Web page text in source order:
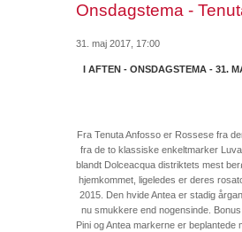
Onsdagstema -
31. maj 2017, 17:00
I AFTEN - ONSDAGSTEMA - 31.
Fra Tenuta Anfosso er Rossese fra
fra de to klassiske enkeltmarker
blandt Dolceacqua distriktets mest
hjemkommet, ligeledes er deres
2015. Den hvide Antea er stadig
nu smukkere end nogensinde.
Pini og Antea markerne er beplantede